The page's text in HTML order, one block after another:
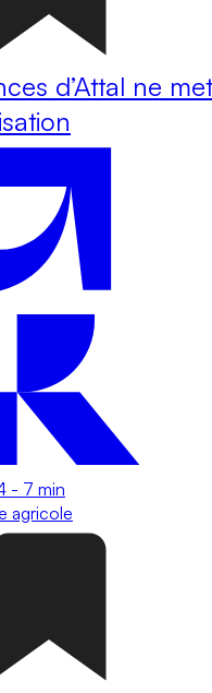
d’Attal ne
- 7 min
agricole